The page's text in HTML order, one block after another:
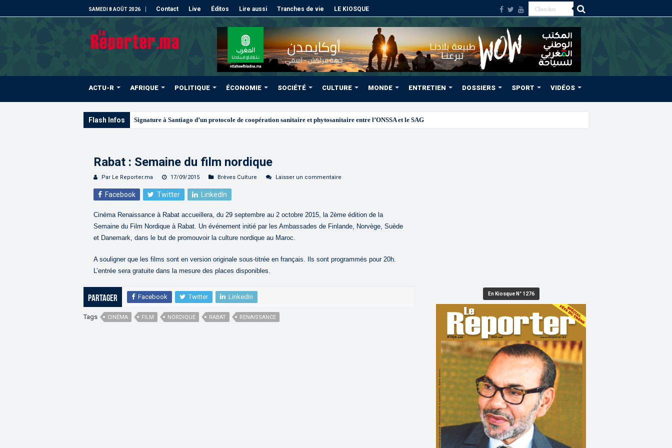
SAMEDI 8 AOÛT 2026 Contact Live Éditos Lire aussi Tranches de vie LE KIOSQUE
ACTU-R AFRIQUE POLITIQUE ÉCONOMIE SOCIÉTÉ CULTURE MONDE ENTRETIEN DOSSIERS SPORT VIDÉOS
Flash Infos Les
Rabat : Semaine du film nordique
Par Le Reporter.ma 17/09/2015 Brèves Culture Laisser un commentaire
Facebook Twitter LinkedIn
Cinéma Renaissance à Rabat accueillera, du 29 septembre au 2 octobre 2015, la 2ème édition de la
Semaine du Film Nordique à Rabat. Un événement initié par les Ambassades de Finlande, Norvège, Suède
et Danemark, dans le but de promouvoir la culture nordique au Maroc.
A souligner que les films sont en version originale sous-titrée en français. Ils sont programmés pour 20h.
L’entrée sera gratuite dans la mesure des places disponibles.
Partager Facebook Twitter LinkedIn
Tags CINÉMA FILM NORDIQUE RABAT RENAISSANCE
En Kiosque N° 1276